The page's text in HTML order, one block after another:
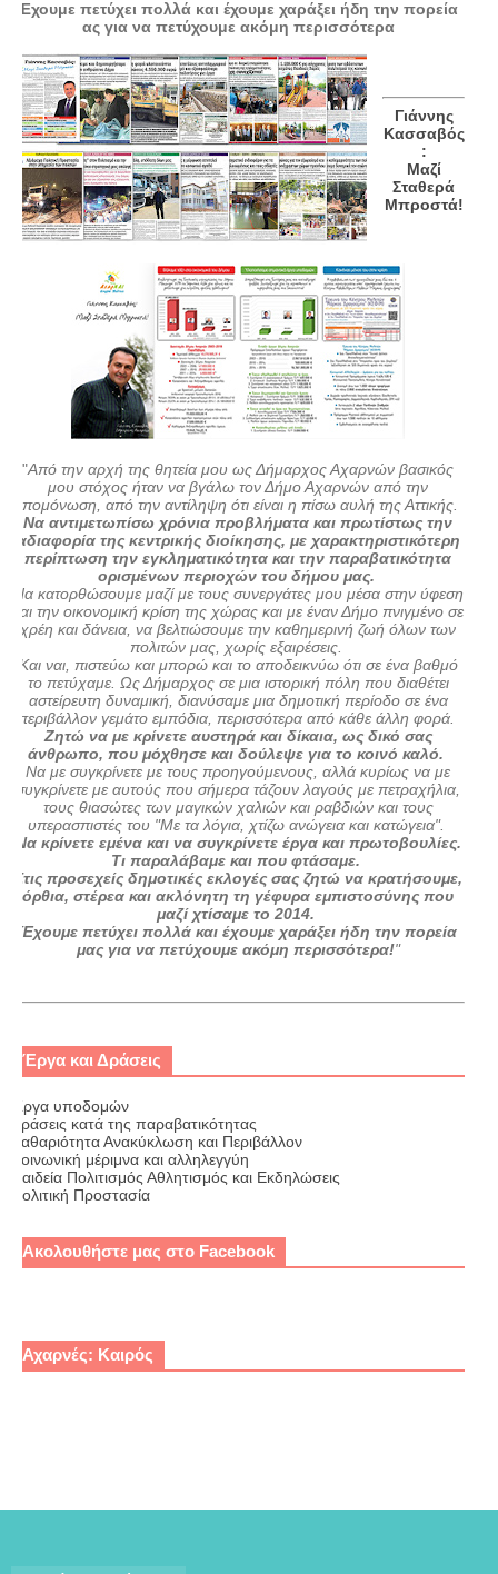
Έχουμε πετύχει πολλά και έχουμε χαράξει ήδη την πορεία
ας για να πετύχουμε ακόμη περισσότερα
Γιάννης
Κασσαβός
:
Μαζί
Σταθερά
Μπροστά!
"Από την αρχή της θητεία μου ως Δήμαρχος Αχαρνών βασικός
μου στόχος ήταν να βγάλω τον Δήμο Αχαρνών από την
απομόνωση, από την αντίληψη ότι είναι η πίσω αυλή της Αττικής.
Να αντιμετωπίσω χρόνια προβλήματα και πρωτίστως την
αδιαφορία της κεντρικής διοίκησης, με χαρακτηριστικότερη
περίπτωση την εγκληματικότητα και την παραβατικότητα
ορισμένων περιοχών του δήμου μας.
Να κατορθώσουμε μαζί με τους συνεργάτες μου μέσα στην ύφεση
και την οικονομική κρίση της χώρας και με έναν Δήμο πνιγμένο σε
χρέη και δάνεια, να βελτιώσουμε την καθημερινή ζωή όλων των
πολιτών μας, χωρίς εξαιρέσεις.
Και ναι, πιστεύω και μπορώ και το αποδεικνύω ότι σε ένα βαθμό
το πετύχαμε. Ως Δήμαρχος σε μια ιστορική πόλη που διαθέτει
αστείρευτη δυναμική, διανύσαμε μια δημοτική περίοδο σε ένα
περιβάλλον γεμάτο εμπόδια, περισσότερα από κάθε άλλη φορά.
Ζητώ να με κρίνετε αυστηρά και δίκαια, ως δικό σας
άνθρωπο, που μόχθησε και δούλεψε για το κοινό καλό.
Να με συγκρίνετε με τους προηγούμενους, αλλά κυρίως να με
συγκρίνετε με αυτούς που σήμερα τάζουν λαγούς με πετραχήλια,
τους θιασώτες των μαγικών χαλιών και ραβδιών και τους
υπερασπιστές του "Με τα λόγια, χτίζω ανώγεια και κατώγεια".
Να κρίνετε εμένα και να συγκρίνετε έργα και πρωτοβουλίες.
Τι παραλάβαμε και που φτάσαμε.
Στις προσεχείς δημοτικές εκλογές σας ζητώ να κρατήσουμε,
όρθια, στέρεα και ακλόνητη τη γέφυρα εμπιστοσύνης που
μαζί χτίσαμε το 2014.
Έχουμε πετύχει πολλά και έχουμε χαράξει ήδη την πορεία
μας για να πετύχουμε ακόμη περισσότερα!"
Έργα και Δράσεις
Έργα υποδομών
Δράσεις κατά της παραβατικότητας
Καθαριότητα Ανακύκλωση και Περιβάλλον
Κοινωνική μέριμνα και αλληλεγγύη
Παιδεία Πολιτισμός Αθλητισμός και Εκδηλώσεις
Πολιτική Προστασία
Ακολουθήστε μας στο Facebook
Αχαρνές: Καιρός